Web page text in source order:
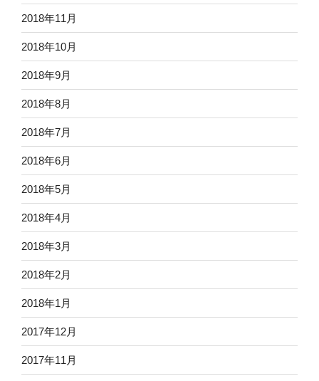
2018年11月
2018年10月
2018年9月
2018年8月
2018年7月
2018年6月
2018年5月
2018年4月
2018年3月
2018年2月
2018年1月
2017年12月
2017年11月